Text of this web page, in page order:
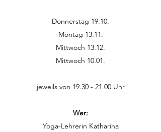
Donnerstag 19.10.
Montag 13.11.
Mittwoch 13.12.
Mittwoch 10.01.
jeweils von 19.30 - 21.00Uhr
Wer:
Yoga-Lehrerin Katharina